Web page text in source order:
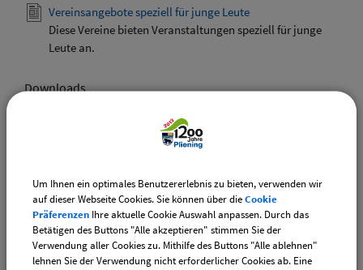
Vereinsangebote speziell für junge Leute
Diese Vereine bieten Veranstaltungen speziell für junge
Leute an.
Downloads
Den gewählten Termin als VCS-Kalenderdatei
downloaden
Drucken
Um Ihnen ein optimales Benutzererlebnis zu bieten, verwenden wir
auf dieser Webseite Cookies. Sie können über dieCookie
Präferenzen Ihre aktuelle Cookie Auswahl anpassen. Durch das
Betätigen des Buttons "Alle akzeptieren" stimmen Sie der
Verwendung aller Cookies zu. Mithilfe des Buttons "Alle ablehnen"
lehnen Sie der Verwendung nicht erforderlicher Cookies ab. Eine